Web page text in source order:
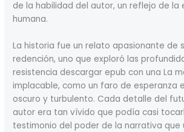
de la habilidad del autor, un reflejo de la
humana.
La historia fue un relato apasionante de
redención, uno que exploró las
resistencia descargar epub con una La
implacable, como un faro de esperanza
oscuro y turbulento. Cada detalle del
autor era tan vívido que podía casi
testimonio del poder de la narrativa que